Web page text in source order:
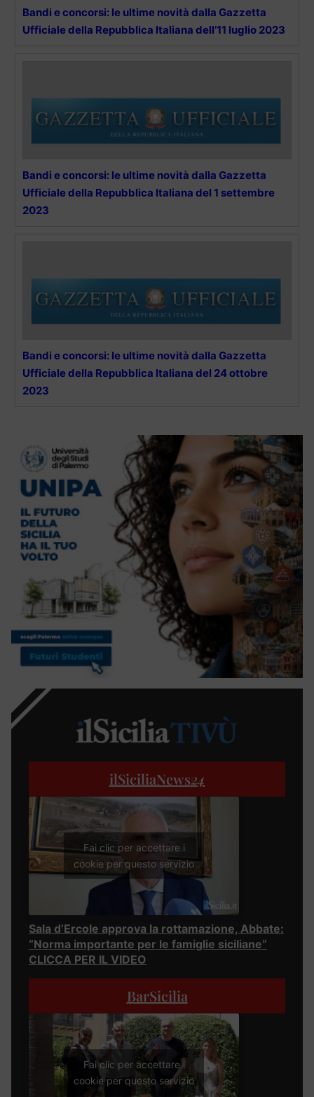
Bandi e concorsi: le ultime novità dalla Gazzetta
Ufficiale della Repubblica Italiana dell’11 luglio 2023
Bandi e concorsi: le ultime novità dalla Gazzetta
Ufficiale della Repubblica Italiana del 1 settembre
2023
Bandi e concorsi: le ultime novità dalla Gazzetta
Ufficiale della Repubblica Italiana del 24 ottobre
2023
ilSiciliaNews24
Fai clic per accettare i
cookie per questo servizio
Sala d’Ercole approva la rottamazione, Abbate:
“Norma importante per le famiglie siciliane”
CLICCA PER IL VIDEO
BarSicilia
Fai clic per accettare i
cookie per questo servizio